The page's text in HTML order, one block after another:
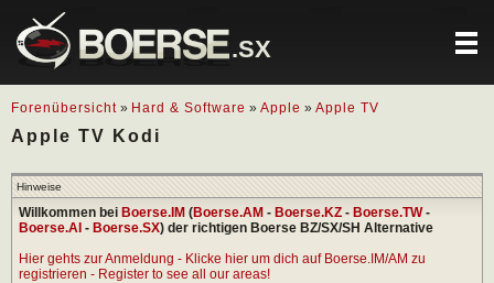
.SX
Forenübersicht » Hard & Software » Apple » Apple TV
Apple TV Kodi
Hinweise
Willkommen bei Boerse.IM (Boerse.AM - Boerse.KZ - Boerse.TW-
Boerse.AI - Boerse.SX) der richtigen Boerse BZ/SX/SH Alternative
Hier gehts zur Anmeldung - Klicke hier um dich auf Boerse.IM/AM zu
registrieren - Register to see all our areas!